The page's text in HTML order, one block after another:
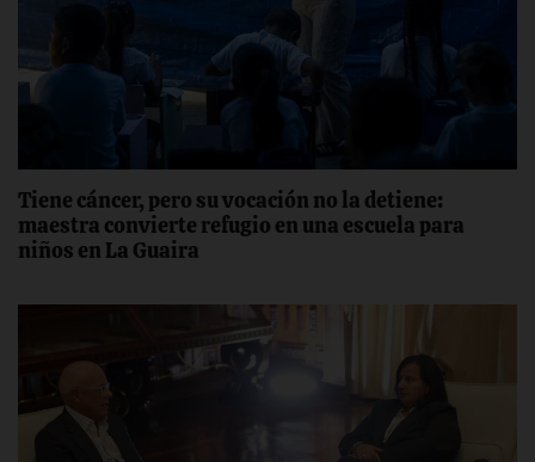
Tiene cáncer, pero su vocación no la detiene:
maestra convierte refugio en una escuela para
niños en La Guaira